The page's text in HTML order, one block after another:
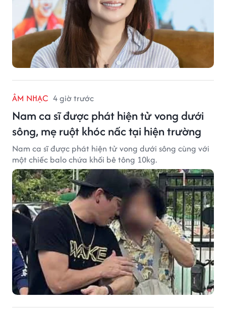
ÂM NHẠC 4 giờ trước
Nam ca sĩ được phát hiện tử vong dưới
sông, mẹ ruột khóc nấc tại hiện trường
Nam ca sĩ được phát hiện tử vong dưới sông cùng với
một chiếc balo chứa khối bê tông 10kg.